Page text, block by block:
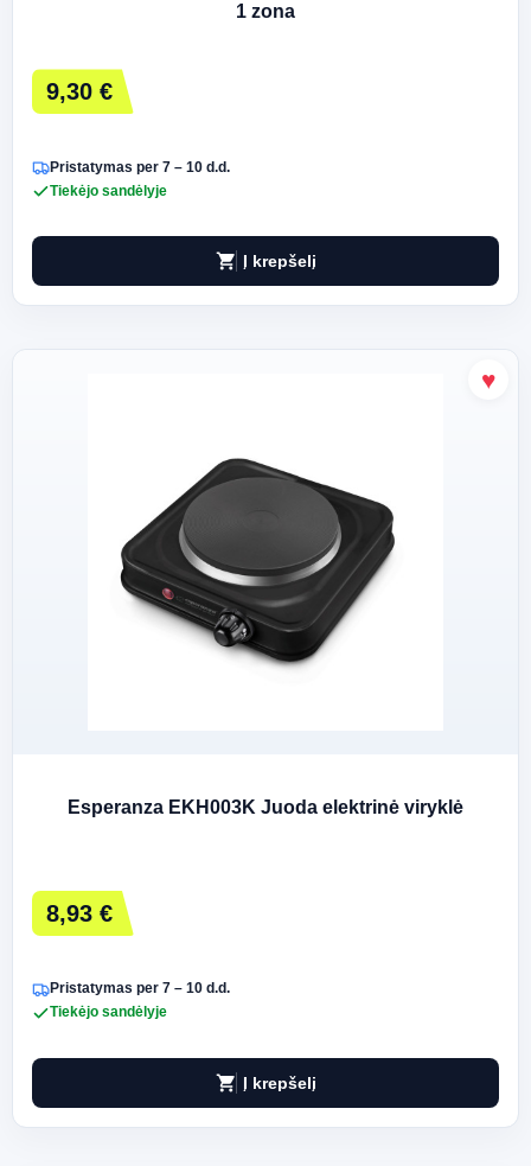
1 zona
9,30 €
Pristatymas per 7 – 10 d.d.
Tiekėjo sandėlyje
shopping_cart Į krepšelį
Esperanza EKH003K Juoda elektrinė viryklė
8,93 €
Pristatymas per 7 – 10 d.d.
Tiekėjo sandėlyje
shopping_cart Į krepšelį